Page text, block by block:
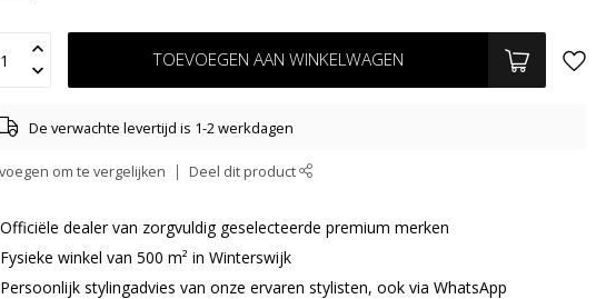
TOEVOEGEN AAN WINKELWAGEN
De verwachte levertijd is 1-2 werkdagen
om te vergelijken Deel dit product
Officiële dealer van zorgvuldig geselecteerde premium merken
Fysieke winkel van 500 m² in Winterswijk
Persoonlijk stylingadvies van onze ervaren stylisten, ook via WhatsApp